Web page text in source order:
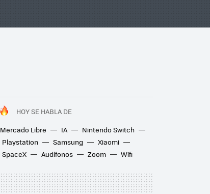
HOY SE HABLA DE
Mercado Libre
IA
Nintendo Switch
Playstation
Samsung
Xiaomi
SpaceX
Audífonos Zoom Wifi